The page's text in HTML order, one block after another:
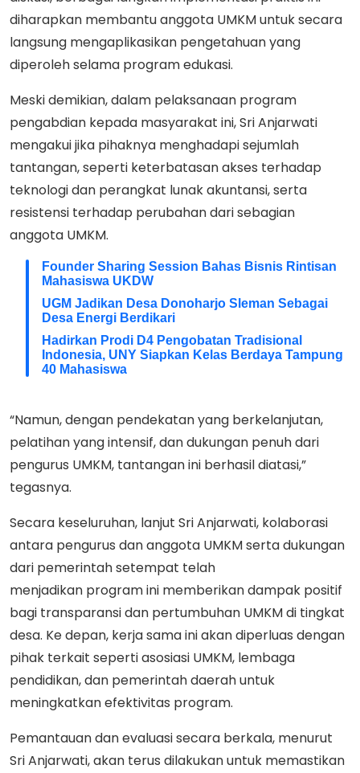
diharapkan membantu anggota UMKM untuk secara
langsung mengaplikasikan pengetahuan yang
diperoleh selama program edukasi.
Meski demikian, dalam pelaksanaan program
pengabdian kepada masyarakat ini, Sri Anjarwati
mengakui jika pihaknya menghadapi sejumlah
tantangan, seperti keterbatasan akses terhadap
teknologi dan perangkat lunak akuntansi, serta
resistensi terhadap perubahan dari sebagian
anggota UMKM.
Founder Sharing Session Bahas Bisnis Rintisan
Mahasiswa UKDW
UGM Jadikan Desa Donoharjo Sleman Sebagai
Desa Energi Berdikari
Hadirkan Prodi D4 Pengobatan Tradisional
Indonesia, UNY Siapkan Kelas Berdaya Tampung
40 Mahasiswa
“Namun, dengan pendekatan yang berkelanjutan,
pelatihan yang intensif, dan dukungan penuh dari
pengurus UMKM, tantangan ini berhasil diatasi,”
tegasnya.
Secara keseluruhan, lanjut Sri Anjarwati, kolaborasi
antara pengurus dan anggota UMKM serta dukungan
dari pemerintah setempat telah
menjadikan program ini memberikan dampak positif
bagi transparansi dan pertumbuhan UMKM di tingkat
desa. Ke depan, kerja sama ini akan diperluas dengan
pihak terkait seperti asosiasi UMKM, lembaga
pendidikan, dan pemerintah daerah untuk
meningkatkan efektivitas program.
Pemantauan dan evaluasi secara berkala, menurut
Sri Anjarwati, akan terus dilakukan untuk memastikan